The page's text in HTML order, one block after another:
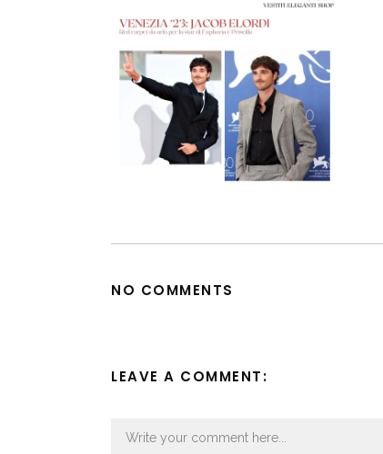
NO COMMENTS
LEAVE A COMMENT: